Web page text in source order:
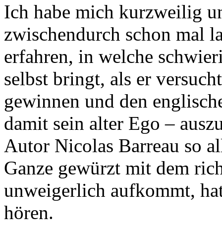
Ich habe mich kurzweilig
zwischendurch schon mal
erfahren, in welche
selbst bringt, als er
gewinnen und den
damit sein alter Ego –
Autor Nicolas Barreau so
Ganze gewürzt mit dem
unweigerlich aufkommt,
hören.